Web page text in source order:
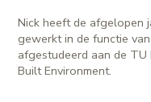
Nick heeft de afgelopen
gewerkt in de functie
afgestudeerd aan de
Built Environment.